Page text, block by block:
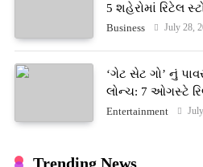
5 શહેરોમાં રિટેલ
ગાયના વૈદિક
Business July 28,
‘ગેટ સેટ ગો’ નું
લોન્ચ: 7 ઓગસ્ટે
આ ફિલ્મમાં હાઇ-ટેક
Entertainment
Trending News